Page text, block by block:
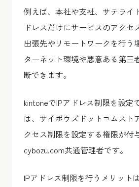
例えば、本社や支社、サテライ
ドレスだけにサービスのアクセ
出張先やリモートワークを行う
ターネット環境や悪意ある第三
断できます。
kintoneでIPアドレス制限を設定
は、サイボウズドットコムスト
クセス制限を設定する権限が付
cybozu.com共通管理者です。
IPアドレス制限を行うメリット